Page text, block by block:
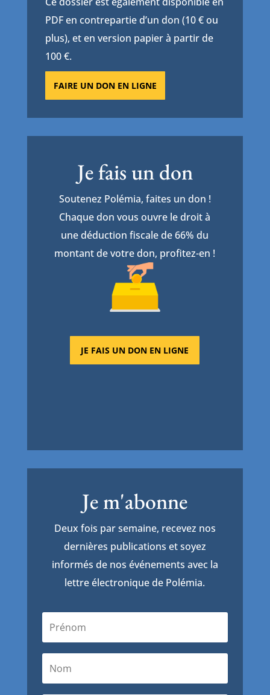
PDF en contrepartie d’un don (10 € ou
plus), et en version papier à partir de
100 €.
FAIRE UN DON EN LIGNE
Je fais un don
Soutenez Polémia, faites un don !
Chaque don vous ouvre le droit à
une déduction fiscale de 66% du
montant de votre don, profitez-en !
JE FAIS UN DON EN LIGNE
Je m'abonne
Deux fois par semaine, recevez nos
dernières publications et soyez
informés de nos événements avec la
lettre électronique de Polémia.